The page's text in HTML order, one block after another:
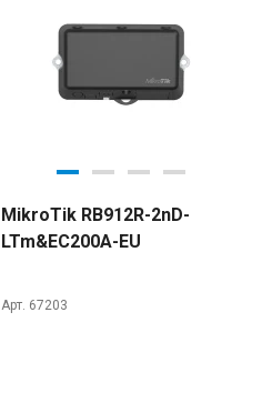
MikroTik RB912R-2nD-
LTm&EC200A-EU
Арт. 67203